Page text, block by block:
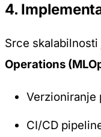
4.
Srce skalabilnosti
Operations
Verzioniranje
CI/CD